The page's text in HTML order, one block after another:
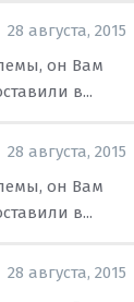
28 августа, 2015
он Вам
в...
28 августа, 2015
он Вам
в...
28 августа, 2015